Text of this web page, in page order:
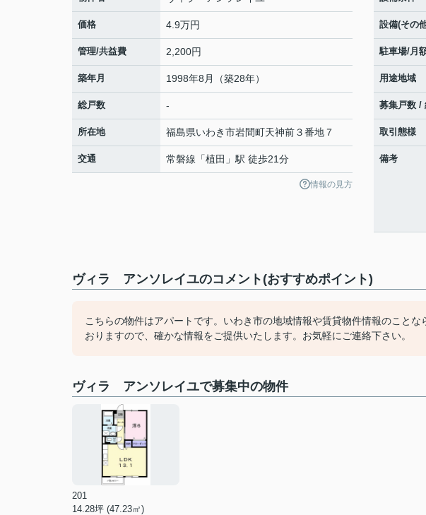
価格 4.9万円
管理/共益費 2,200円
築年月 1998年8月（築28年）
総戸数 -
所在地 福島県いわき市岩間町天神前３番地７
交通 常磐線 「植田 」駅 徒歩21分
情報の見方
設備(その
駐車場/月
用途地域
募集戸数 /
取引態様
備考
ヴィラ アンソレイユのコメント(おすすめポイント)
こちらの物件はアパートです。いわき市の地域情報や賃貸物件情報のこと
おりますので、確かな情報をご提供いたします。お気軽にご連絡下さい。
ヴィラ アンソレイユで募集中の物件
201
14.28坪 (47.23㎡)